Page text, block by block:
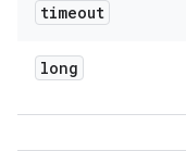
timeout
long